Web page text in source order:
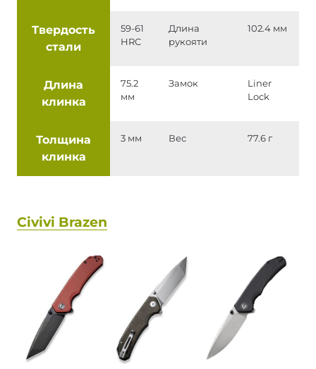
Твердость
стали
59-61
HRC
Длина
рукояти
102.4 мм
Длина
клинка
75.2
мм
Замок
Liner
Lock
Толщина
клинка
3 мм Вес 77.6 г
Civivi Brazen